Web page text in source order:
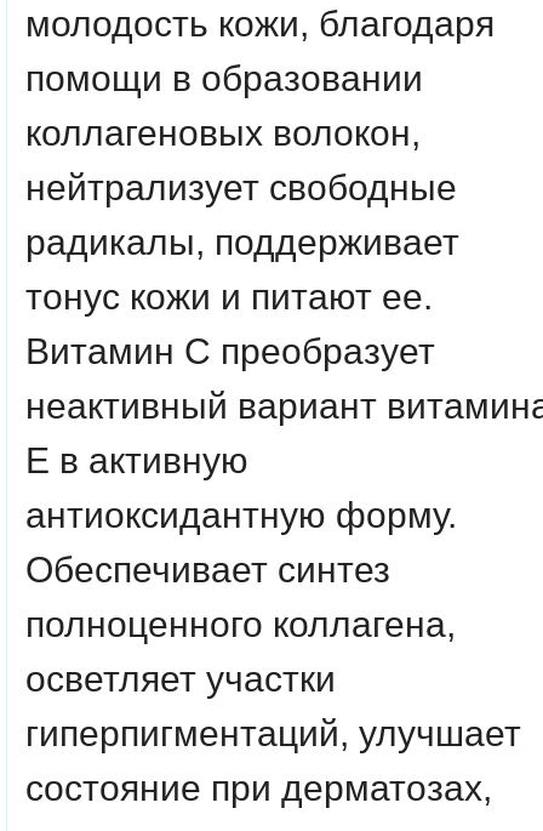
молодость кожи, благодаря
помощи в образовании
коллагеновых волокон,
нейтрализует свободные
радикалы, поддерживает
тонус кожи и питают ее.
Витамин C преобразует
неактивный вариант
E в активную
антиоксидантную форму.
Обеспечивает синтез
полноценного коллагена,
осветляет участки
гиперпигментаций, улучшает
состояние при дерматозах,